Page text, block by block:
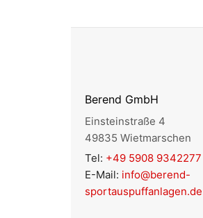
Berend GmbH
Einsteinstraße 4
49835 Wietmarschen
Tel: +49 5908 9342277
E-Mail: info@berend-
sportauspuffanlagen.de